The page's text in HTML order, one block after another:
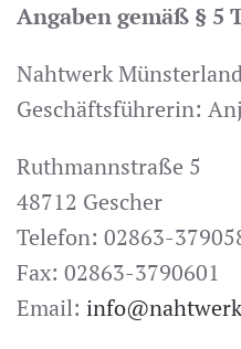
Angaben gemäß § 5
Nahtwerk
Geschäftsführerin:
Ruthmannstraße 5
48712 Gescher
Telefon: 02863-
Fax: 02863-3790601
Email: